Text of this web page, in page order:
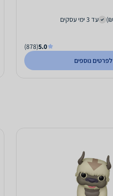
עד 3 ימי עסקים
5.0
(878)
לפרטים נוספים